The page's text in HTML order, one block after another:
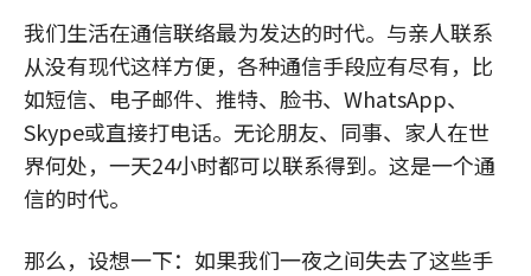
我们生活在通信联络最为发达的时代。与亲人联系
从没有现代这样方便，各种通信手段应有尽有，比
如短信、电子邮件、推特、脸书、WhatsApp、
Skype或直接打电话。无论朋友、同事、家人在世
界何处，一天24小时都可以联系得到。这是一个通
信的时代。
那么，设想一下：如果我们一夜之间失去了这些手